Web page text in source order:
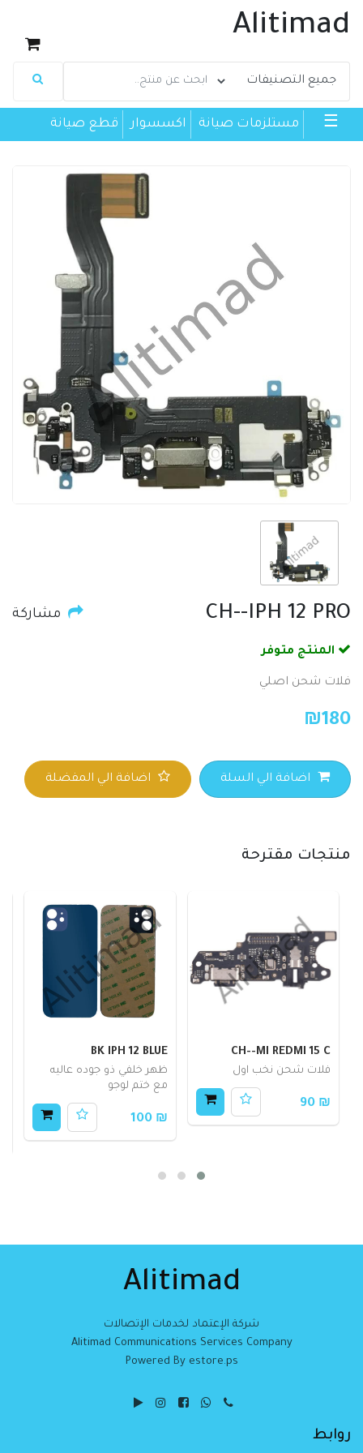
Alitimad
☰ مستلزمات صيانة اكسسوار قطع صيانة
CH--IPH 12 PRO مشاركة
المنتج متوفر
فلات شحن اصلي
₪180
اضافة الي السلة اضافة الي المفضلة
منتجات مقترحة
CH--MI REDMI 15 C
فلات شحن نخب اول
₪ 90
BK IPH 12 BLUE
ظهر خلفي ذو جوده عاليه
مع ختم لوجو
₪ 100
Alitimad
شركة الإعتماد لخدمات الإتصالات
Alitimad Communications Services Company
Powered By estore.ps
روابط